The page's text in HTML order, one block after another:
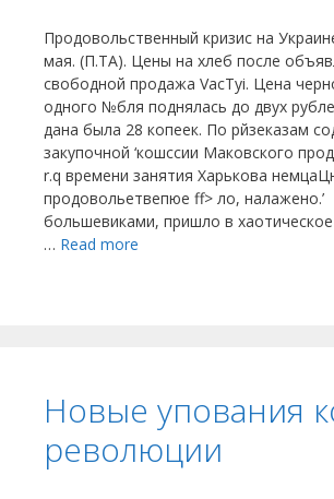
Продовольственный кризис на
мая. (П.ТА). Цены на хлеб после
свободной продажа VacTyi. Цена
одного №бля поднялась до двух
дана была 28 копеек. По рйзеказам
закупочной ‘кошссии Маковского
r.q времени занятия Харькова
продовольетвепюе ff> ло, налажено.’
большевиками, пришло в хаотическое
… Read more
Новые упования
революции